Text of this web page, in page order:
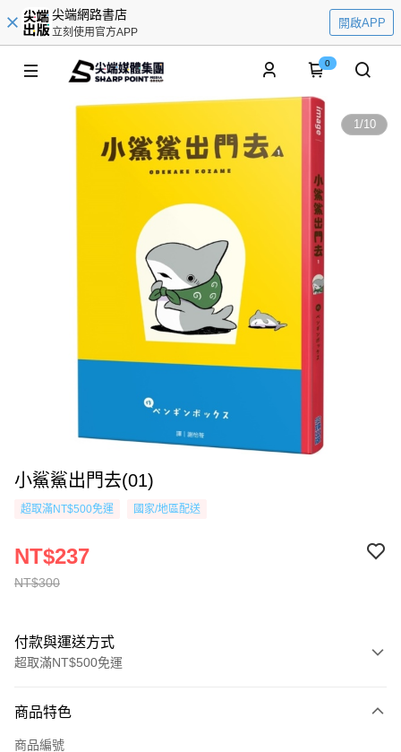
尖端網路書店
立刻使用官方APP
開啟APP
0
1/10
小鯊鯊出門去(01)
超取滿NT$500免運 國家/地區配送
NT$300
NT$237
付款與運送方式
超取滿NT$500免運
信用卡一次付款
商品特色
商品編號